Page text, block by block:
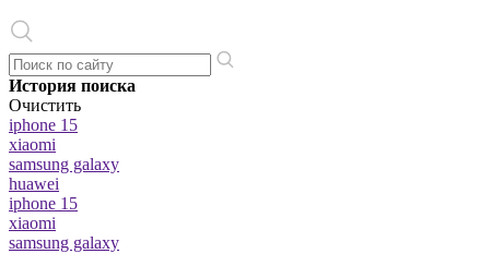
История поиска
Очистить
iphone 15
xiaomi
samsung galaxy
huawei
iphone 15
xiaomi
samsung galaxy